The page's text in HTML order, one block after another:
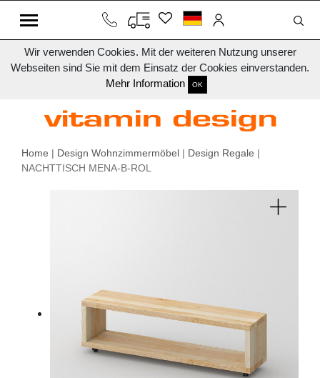
Wir verwenden Cookies. Mit der weiteren Nutzung unserer
Webseiten sind Sie mit dem Einsatz der Cookies einverstanden.
Mehr Information
OK
Home | Design Wohnzimmermöbel | Design Regale |
NACHTTISCH MENA-B-ROL